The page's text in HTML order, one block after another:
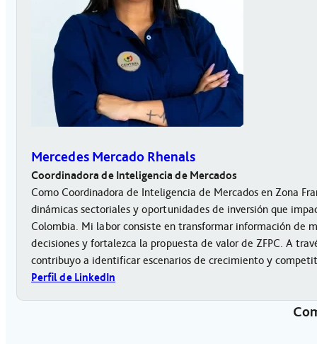
Mercedes Mercado Rhenals
Coordinadora de Inteligencia de Mercados
Como Coordinadora de Inteligencia de Mercados en Zona
dinámicas sectoriales y oportunidades de inversión que
Colombia. Mi labor consiste en transformar información de
decisiones y fortalezca la propuesta de valor de ZFPC. A
contribuyo a identificar escenarios de crecimiento y
Perfil de LinkedIn